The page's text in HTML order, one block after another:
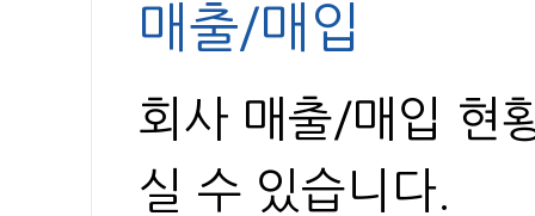
매출/매입
회사 매출/매입 현
실 수 있습니다.